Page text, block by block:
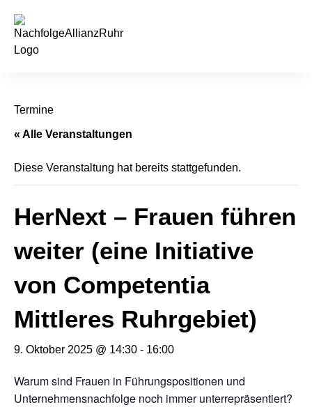
springen
Termine
« Alle Veranstaltungen
Diese Veranstaltung hat bereits stattgefunden.
HerNext – Frauen führen
weiter (eine Initiative
von Competentia
Mittleres Ruhrgebiet)
9. Oktober 2025 @ 14:30 - 16:00
Warum sind Frauen in Führungspositionen und
Unternehmensnachfolge noch immer unterrepräsentiert?